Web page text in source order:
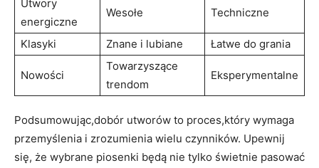
Utwory
energiczne
Wesołe Techniczne
Klasyki Znane i lubiane Łatwe do grania
Nowości
Towarzyszące
trendom
Eksperymentalne
Podsumowując,dobór utworów to proces,który wymaga
przemyślenia i zrozumienia wielu czynników. Upewnij
się, że wybrane piosenki będą nie tylko świetnie pasować